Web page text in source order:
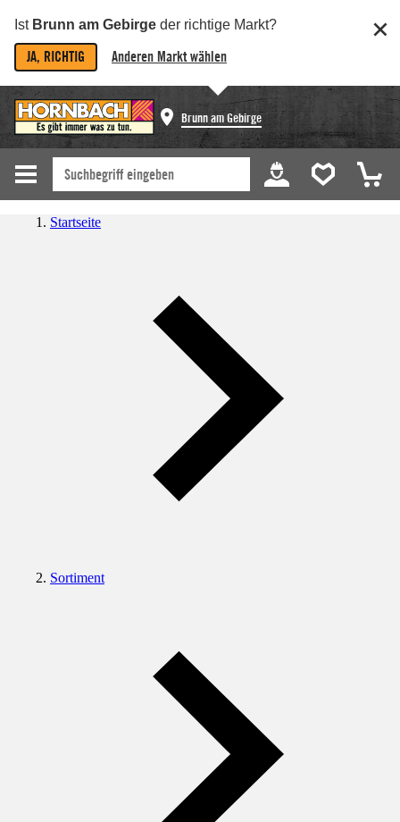
Ist Brunn am Gebirge der richtige Markt?
JA, RICHTIG Anderen Markt wählen
Brunn am Gebirge
Startseite
Sortiment